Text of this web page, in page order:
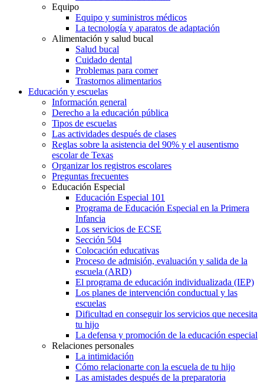
Equipo
Equipo y suministros médicos
La tecnología y aparatos de adaptación
Alimentación y salud bucal
Salud bucal
Cuidado dental
Problemas para comer
Trastornos alimentarios
Educación y escuelas
Información general
Derecho a la educación pública
Tipos de escuelas
Las actividades después de clases
Reglas sobre la asistencia del 90% y el ausentismo
escolar de Texas
Organizar los registros escolares
Preguntas frecuentes
Educación Especial
Educación Especial 101
Programa de Educación Especial en la Primera
Infancia
Los servicios de ECSE
Sección 504
Colocación educativas
Proceso de admisión, evaluación y salida de la
escuela (ARD)
El programa de educación individualizada (IEP)
Los planes de intervención conductual y las
escuelas
Dificultad en conseguir los servicios que necesita
tu hijo
La defensa y promoción de la educación especial
Relaciones personales
La intimidación
Cómo relacionarte con la escuela de tu hijo
Las amistades después de la preparatoria